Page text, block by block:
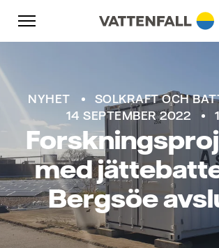
Skip to content
Gå till huvudnavigeringen
Gå till sidfoten
NYHET
SOLKRAFT OCH
14 SEPTEMBER 2022
med
Bergsöe
Gå till huvudnavigeringen